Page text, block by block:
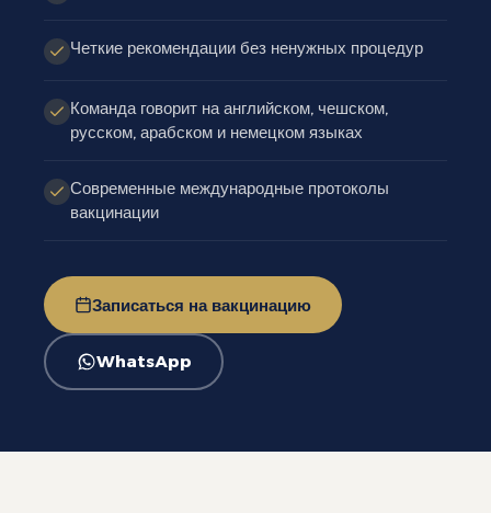
Четкие рекомендации без ненужных процедур
Команда говорит на английском, чешском,
русском, арабском и немецком языках
Современные международные протоколы
вакцинации
Записаться на вакцинацию
WhatsApp